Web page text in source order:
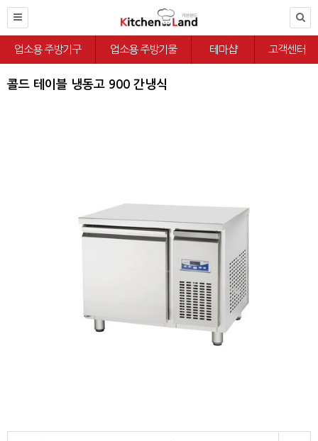
업소용 주방기구 업소용 주방기물 테마샵 고객센터
콜드 테이블 냉동고 900 간냉식